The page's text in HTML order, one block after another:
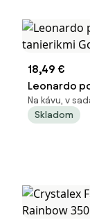
18,49 €
Leonardo
tanierikmi
Na kávu, v
Skladom